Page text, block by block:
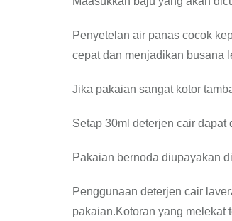
Penyetelan air panas cocok
cepat dan menjadikan busana
Jika pakaian sangat kotor
Setap 30ml deterjen cair
Pakaian bernoda diupayakan
Penggunaan deterjen cair
pakaian.Kotoran yang melekat